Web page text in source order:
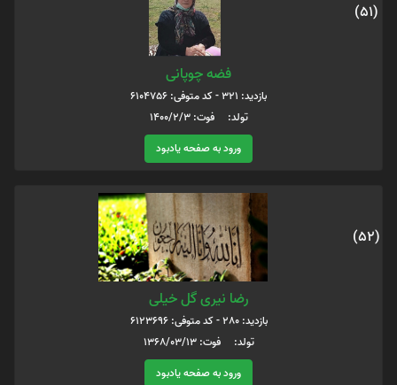
(51)
فضه چوپانی
بازدید: 321 - کد متوفی: 6104756
تولد: فوت: ۱۴۰۰/۲/۳
ورود به صفحه یادبود
(52)
رضا نیری گل خیلی
بازدید: 280 - کد متوفی: 6123696
تولد: فوت: 1368/03/13
ورود به صفحه یادبود